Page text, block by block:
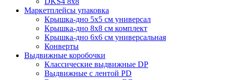
Маркетплейсы упаковка
Крышка-дно 5x5 см универсал
Крышка-дно 8x8 см комплект
Крышка-дно 6x6 см универсальная
Конверты
Выдвижные коробочки
Классические выдвижные DP
Выдвижные с лентой PD